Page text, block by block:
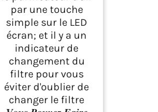
par une touche
simple sur le LED
écran; et il y a un
indicateur de
changement du
filtre pour vous
éviter d'oublier de
changer le filtre